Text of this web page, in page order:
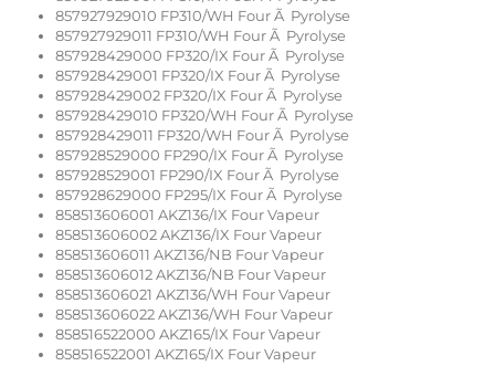
857927929010 FP310/WH Four Ã Pyrolyse
857927929011 FP310/WH Four Ã Pyrolyse
857928429000 FP320/IX Four Ã Pyrolyse
857928429001 FP320/IX Four Ã Pyrolyse
857928429002 FP320/IX Four Ã Pyrolyse
857928429010 FP320/WH Four Ã Pyrolyse
857928429011 FP320/WH Four Ã Pyrolyse
857928529000 FP290/IX Four Ã Pyrolyse
857928529001 FP290/IX Four Ã Pyrolyse
857928629000 FP295/IX Four Ã Pyrolyse
858513606001 AKZ136/IX Four Vapeur
858513606002 AKZ136/IX Four Vapeur
858513606011 AKZ136/NB Four Vapeur
858513606012 AKZ136/NB Four Vapeur
858513606021 AKZ136/WH Four Vapeur
858513606022 AKZ136/WH Four Vapeur
858516522000 AKZ165/IX Four Vapeur
858516522001 AKZ165/IX Four Vapeur